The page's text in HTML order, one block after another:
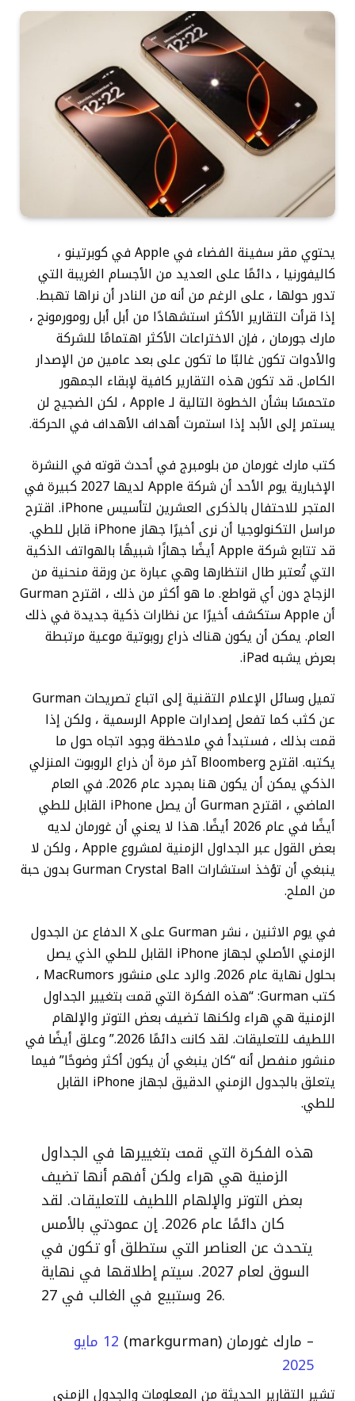
يحتوي مقر سفينة الفضاء في Apple في كوبرتينو ،
كاليفورنيا ، دائمًا على العديد من الأجسام الغريبة التي
تدور حولها ، على الرغم من أنه من النادر أن نراها تهبط.
إذا قرأت التقارير الأكثر استشهادًا من أبل أبل رومورمونج ،
مارك جورمان ، فإن الاختراعات الأكثر اهتمامًا للشركة
والأدوات تكون غالبًا ما تكون على بعد عامين من الإصدار
الكامل. قد تكون هذه التقارير كافية لإبقاء الجمهور
متحمسًا بشأن الخطوة التالية لـ Apple ، لكن الضجيج لن
يستمر إلى الأبد إذا استمرت أهداف الأهداف في الحركة.
كتب مارك غورمان من بلومبرج في أحدث قوته في النشرة
الإخبارية يوم الأحد أن شركة Apple لديها 2027 كبيرة في
المتجر للاحتفال بالذكرى العشرين لتأسيس iPhone. اقترح
مراسل التكنولوجيا أن نرى أخيرًا جهاز iPhone قابل للطي.
قد تتابع شركة Apple أيضًا جهازًا شبيهًا بالهواتف الذكية
التي تُعتبر طال انتظارها وهي عبارة عن ورقة منحنية من
الزجاج دون أي قواطع. ما هو أكثر من ذلك ، اقترح Gurman
أن Apple ستكشف أخيرًا عن نظارات ذكية جديدة في ذلك
العام. يمكن أن يكون هناك ذراع روبوتية موعية مرتبطة
بعرض يشبه iPad.
تميل وسائل الإعلام التقنية إلى اتباع تصريحات Gurman
عن كثب كما تفعل إصدارات Apple الرسمية ، ولكن إذا
قمت بذلك ، فستبدأ في ملاحظة وجود اتجاه حول ما
يكتبه. اقترح Bloomberg آخر مرة أن ذراع الروبوت المنزلي
الذكي يمكن أن يكون هنا بمجرد عام 2026. في العام
الماضي ، اقترح Gurman أن يصل iPhone القابل للطي
أيضًا في عام 2026 أيضًا. هذا لا يعني أن غورمان لديه
بعض القول عبر الجداول الزمنية لمشروع Apple ، ولكن لا
ينبغي أن تؤخذ استشارات Gurman Crystal Ball بدون حبة
من الملح.
في يوم الاثنين ، نشر Gurman على X الدفاع عن الجدول
الزمني الأصلي لجهاز iPhone القابل للطي الذي يصل
بحلول نهاية عام 2026. والرد على منشور MacRumors ،
كتب Gurman: “هذه الفكرة التي قمت بتغيير الجداول
الزمنية هي هراء ولكنها تضيف بعض التوتر والإلهام
اللطيف للتعليقات. لقد كانت دائمًا 2026.” وعلق أيضًا في
منشور منفصل أنه “كان ينبغي أن يكون أكثر وضوحًا” فيما
يتعلق بالجدول الزمني الدقيق لجهاز iPhone القابل
للطي.
هذه الفكرة التي قمت بتغييرها في الجداول
الزمنية هي هراء ولكن أفهم أنها تضيف
بعض التوتر والإلهام اللطيف للتعليقات. لقد
كان دائمًا عام 2026. إن عمودتي بالأمس
يتحدث عن العناصر التي ستطلق أو تكون في
السوق لعام 2027. سيتم إطلاقها في نهاية
26 وستبيع في الغالب في 27.
– مارك غورمان (markgurman)
12 مايو
2025
تشير التقارير الحديثة من المعلومات والجدول الزمني